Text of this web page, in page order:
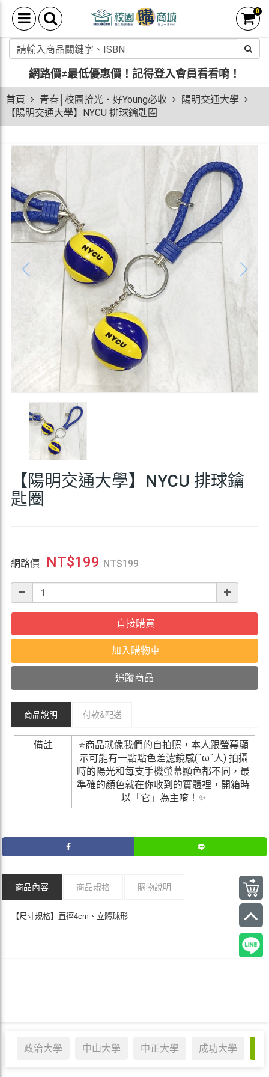
0
網路價≠最低優惠價！ 記得登入會員看看唷！
首頁 青春│校園拾光・好Young必收
陽明交通大學
【陽明交通大學】NYCU 排球鑰匙圈
政治大學 中山大學 中正大學 成功大學
【陽明交通大學】NYCU 排球鑰
匙圈
網路價 NT$199 NT$199
直接購買
加入購物車
追蹤商品
商品說明 付款&配送
備註
⭐商品就像我們的自拍照，本人跟螢幕顯
示可能有一點點色差濾鏡感(ˇωˇ人) 拍攝
時的陽光和每支手機螢幕顯色都不同，最
準確的顏色就在你收到的實體裡，開箱時
以「它」為主唷！✨
商品內容 商品規格 購物說明
【尺寸規格】直徑4cm、立體球形